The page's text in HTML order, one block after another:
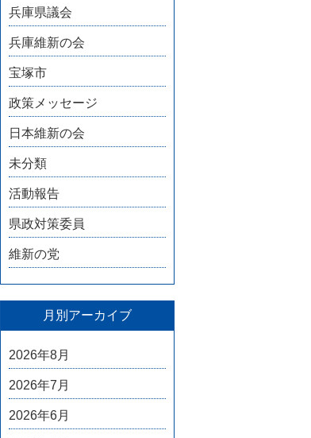
兵庫県議会
兵庫維新の会
宝塚市
政策メッセージ
日本維新の会
未分類
活動報告
県政対策委員
維新の党
月別アーカイブ
2026年8月
2026年7月
2026年6月